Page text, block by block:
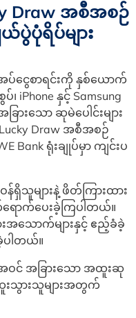
Draw အစီအစဉ်
ပုံရိပ်များ
အပ်ငွေစာရင်းကို နှစ်ယောက်
နှင့် Samsung
ခြားသော ဆုမဲပေါင်းများ
Draw အစီအစဉ်
ရုံးချုပ်မှာ ကျင်းပ
ရှိသူများနဲ့ ဖိတ်ကြားထား
ောက်ပေးခဲ့ကြပါတယ်။
အသောက်များနှင့် ဧည့်ခံခဲ့
ပါတယ်။
ဝင် အခြားသော အထူးဆု
ထူးသွားသူများအတွက်